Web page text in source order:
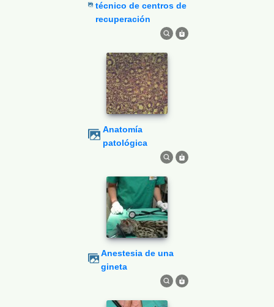
técnico de centros de
recuperación
Anatomía
patológica
Anestesia de una
gineta